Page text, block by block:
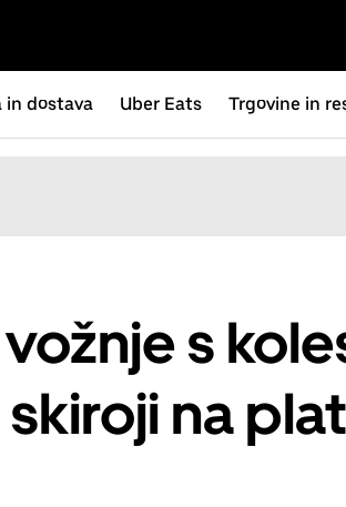
in dostava Uber Eats Trgovine in
s
na